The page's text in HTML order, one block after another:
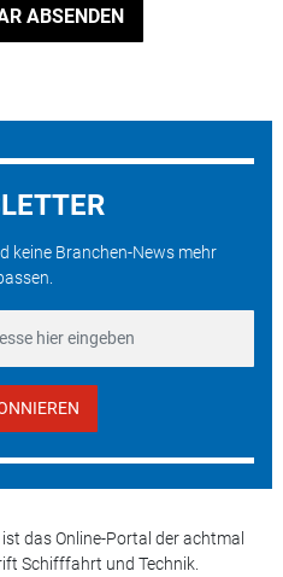
ABSENDEN
keine Branchen-News mehr
das Online-Portal der achtmal
Schifffahrt und Technik.